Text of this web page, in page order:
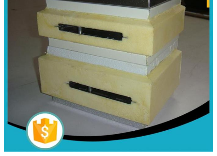
আমরা শীঘ্রই আপনাকে আবার কল করব!